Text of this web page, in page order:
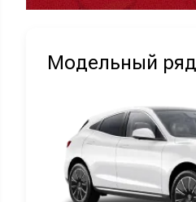
Модельный ряд